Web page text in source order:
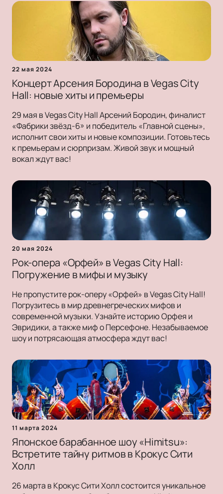
22 мая 2024
Концерт Арсения Бородина в Vegas City
Hall: новые хиты и премьеры
29 мая в Vegas City Hall Арсений Бородин, финалист
«Фабрики звёзд-6» и победитель «Главной сцены»,
исполнит свои хиты и новые композиции. Готовьтесь
к премьерам и сюрпризам. Живой звук и мощный
вокал ждут вас!
20 мая 2024
Рок-опера «Орфей» в Vegas City Hall:
Погружение в мифы и музыку
Не пропустите рок-оперу «Орфей» в Vegas City Hall!
Погрузитесь в мир древнегреческих мифов и
современной музыки. Узнайте историю Орфея и
Эвридики, а также миф о Персефоне. Незабываемое
шоу и потрясающая атмосфера ждут вас!
11 марта 2024
Японское барабанное шоу «Himitsu»:
Встретите тайну ритмов в Крокус Сити
Холл
26 марта в Крокус Сити Холл состоится уникальное